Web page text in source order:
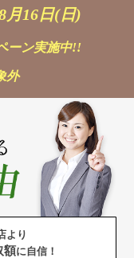
月16日(日)
ーン実施中!!
外
より
額に自信！